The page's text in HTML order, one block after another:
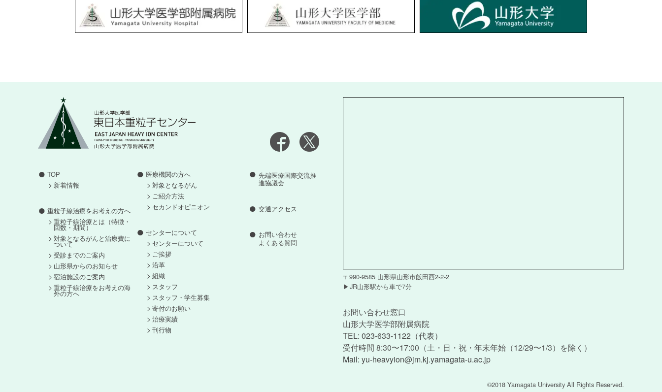
TOP
新着情報
重粒子線治療をお考えの方へ
重粒子線治療とは（特徴・
回数・期間）
対象となるがんと治療費に
ついて
受診までのご案内
山形県からのお知らせ
宿泊施設のご案内
重粒子線治療をお考えの海
外の方へ
医療機関の方へ
対象となるがん
ご紹介方法
セカンドオピニオン
センターについて
センターについて
ご挨拶
沿革
組織
スタッフ
スタッフ・学生募集
寄付のお願い
治療実績
刊行物
先端医療国際交流推
進協議会
交通アクセス
お問い合わせ
よくある質問
〒990-9585 山形県山形市飯田西2-2-2
JR山形駅から車で7分
お問い合わせ窓口
山形大学医学部附属病院
TEL: 023-633-1122（代表）
受付時間 8:30〜17:00（土・日・祝・年末年始（12/29〜1/3）を除く）
Mail: yu-heavyion@jm.kj.yamagata-u.ac.jp
©2018 Yamagata University All Rights Reserved.